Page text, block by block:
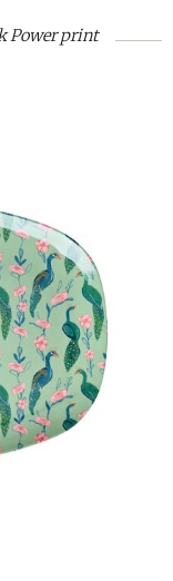
Power print